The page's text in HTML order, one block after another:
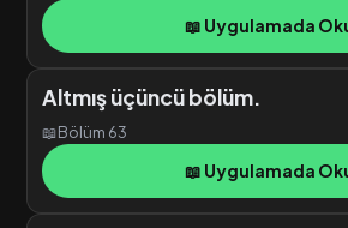
📖 Uygulamada
Altmış üçüncü bölüm.
📖Bölüm 63
📖 Uygulamada